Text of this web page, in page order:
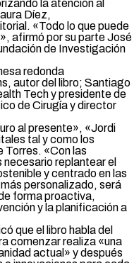
la atención al
Díez,
«Todo lo que puede
afirmó por su parte José
de Investigación
redonda
autor del libro; Santiago
Tech y presidente de
de Cirugía y director
al presente», «Jordi
tal y como los
Torres. «Con las
replantear el
y centrado en las
personalizado, será
forma proactiva,
y la planificación a
que el libro habla del
comenzar realiza «una
actual» y después